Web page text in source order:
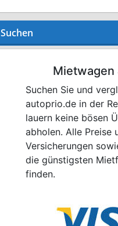
Suchen
Mietwagen
Suchen Sie und
autoprio.de in der
lauern keine bösen
abholen. Alle Preise
Versicherungen
die günstigsten
finden.